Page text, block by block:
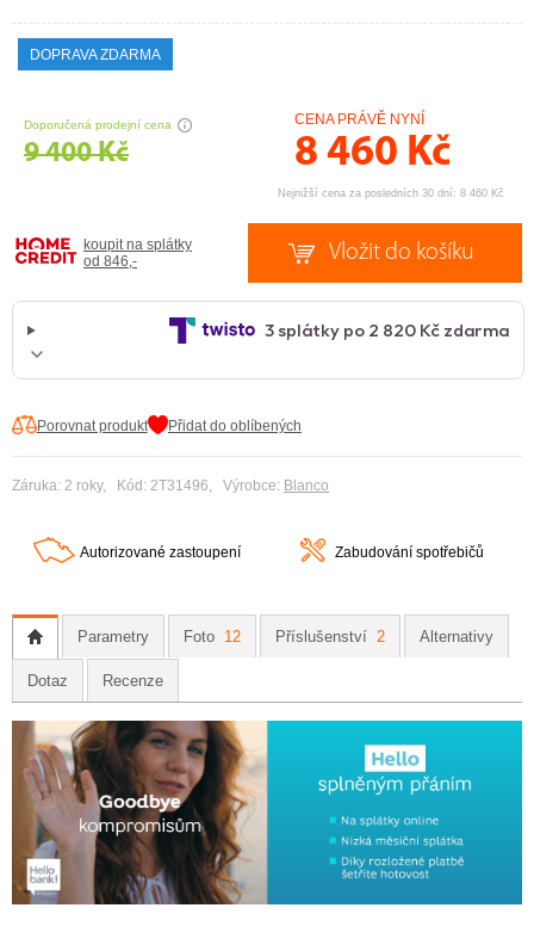
DOPRAVA ZDARMA
Doporučená prodejní cena
9 400 Kč
CENA PRÁVĚ NYNÍ
8 460 Kč
Nejnižší cena za posledních 30 dní: 8 460 Kč
koupit na splátky
od 846,-
Porovnat produkt Přidat do oblíbených
Záruka: 2 roky, Kód: 2T31496, Výrobce: Blanco
Autorizované zastoupení Zabudování spotřebičů
Parametry Foto 12 Příslušenství 2 Alternativy
Dotaz Recenze